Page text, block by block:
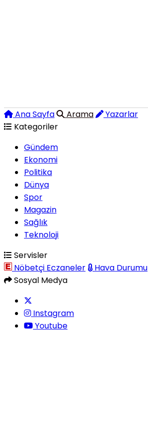
Ana Sayfa Arama
Yazarlar
Kategoriler
Gündem
Ekonomi
Politika
Dünya
Spor
Magazin
Sağlık
Teknoloji
Servisler
Nöbetçi Eczaneler
Hava Durumu
Sosyal Medya
Instagram
Youtube